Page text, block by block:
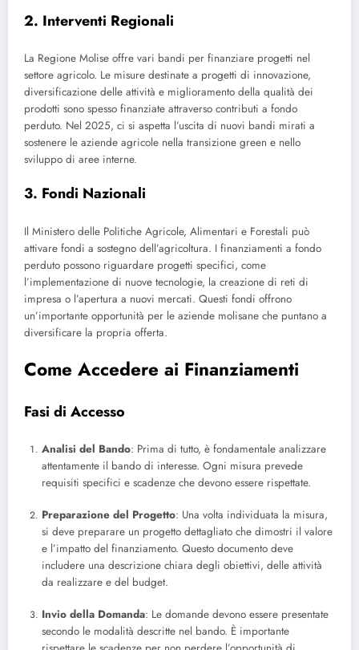
2. Interventi Regionali
La Regione Molise offre vari bandi per finanziare progetti nel
settore agricolo. Le misure destinate a progetti di innovazione,
diversificazione delle attività e miglioramento della qualità dei
prodotti sono spesso finanziate attraverso contributi a fondo
perduto. Nel 2025, ci si aspetta l’uscita di nuovi bandi mirati a
sostenere le aziende agricole nella transizione green e nello
sviluppo di aree interne.
3. Fondi Nazionali
Il Ministero delle Politiche Agricole, Alimentari e Forestali può
attivare fondi a sostegno dell’agricoltura. I finanziamenti a fondo
perduto possono riguardare progetti specifici, come
l’implementazione di nuove tecnologie, la creazione di reti di
impresa o l’apertura a nuovi mercati. Questi fondi offrono
un’importante opportunità per le aziende molisane che puntano a
diversificare la propria offerta.
Come Accedere ai Finanziamenti
Fasi di Accesso
Analisi del Bando: Prima di tutto, è fondamentale analizzare
attentamente il bando di interesse. Ogni misura prevede
requisiti specifici e scadenze che devono essere rispettate.
Preparazione del Progetto: Una volta individuata la misura,
si deve preparare un progetto dettagliato che dimostri il valore
e l’impatto del finanziamento. Questo documento deve
includere una descrizione chiara degli obiettivi, delle attività
da realizzare e del budget.
Invio della Domanda: Le domande devono essere presentate
secondo le modalità descritte nel bando. È importante